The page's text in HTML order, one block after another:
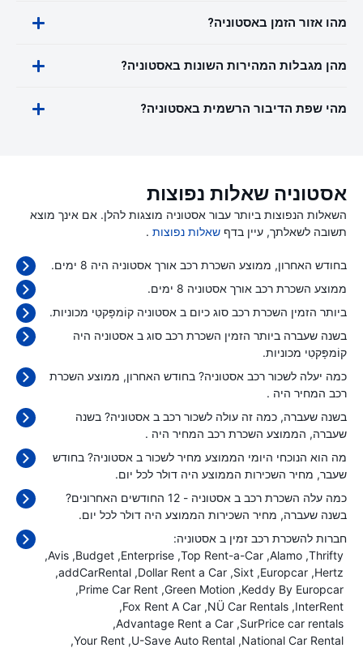
מהו אזור הזמן באסטוניה?
מהן מגבלות המהירות השונות באסטוניה?
מהי שפת הדיבור הרשמית באסטוניה?
אסטוניה שאלות נפוצות
השאלות הנפוצות ביותר עבור אסטוניה מוצגות להלן. אם אינך מוצא
תשובה לשאלתך, עיין בדף שאלות נפוצות .
בחודש האחרון, ממוצע השכרת רכב אורך אסטוניה היה 8 ימים.
ממוצע השכרת רכב אורך אסטוניה 8 ימים.
ביותר הזמין השכרת רכב סוג כיום ב אסטוניה קוֹמפָּקטִי מכוניות.
בשנה שעברה ביותר הזמין השכרת רכב סוג ב אסטוניה היה
קוֹמפָּקטִי מכוניות.
כמה יעלה לשכור רכב אסטוניה? בחודש האחרון, ממוצע השכרת
רכב המחיר היה .
בשנה שעברה, כמה זה עולה לשכור רכב ב אסטוניה? בשנה
שעברה, הממוצע השכרת רכב המחיר היה .
מה הוא הנוכחי היומי הממוצע מחיר לשכור ב אסטוניה? בחודש
שעבר, מחיר השכירות הממוצע היה דולר לכל יום.
כמה עלה השכרת רכב ב אסטוניה - 12 החודשים האחרונים?
בשנה שעברה, מחיר השכירות הממוצע היה דולר לכל יום.
חברות להשכרת רכב זמין ב אסטוניה:
Thrifty
Alamo
Top Rent-a-Car
Enterprise
Budget
Avis
Hertz
Europcar
Sixt
Dollar Rent a Car
addCarRental
Keddy By Europcar
Green Motion
Prime Car Rent
InterRent
NÜ Car Rentals
Fox Rent A Car
SurPrice car rentals
Advantage Rent a Car
National Car Rental
U-Save Auto Rental
Your Rent